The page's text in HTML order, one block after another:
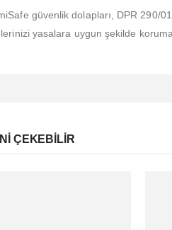
güvenlik dolapları, DPR 290/
yasalara uygun şekilde
ÇEKEBILIR